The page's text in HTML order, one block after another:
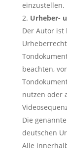
einzustellen.
Urheber-
Der Autor ist
beachten,
nutzen oder
Die
deutschen
Alle